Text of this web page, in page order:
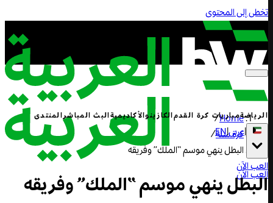
تخطى إلى المحتوى
الرياضةمباريات كرة القدمالكازينوالأكاديميةالبث المباشرالمنتدى
|عربي|
EN
العب الآن
العب الآن
Home
/
كرة سلة/
البطل ينهي موسم “الملك” وفريقه
البطل ينهي موسم “الملك” وفريقه